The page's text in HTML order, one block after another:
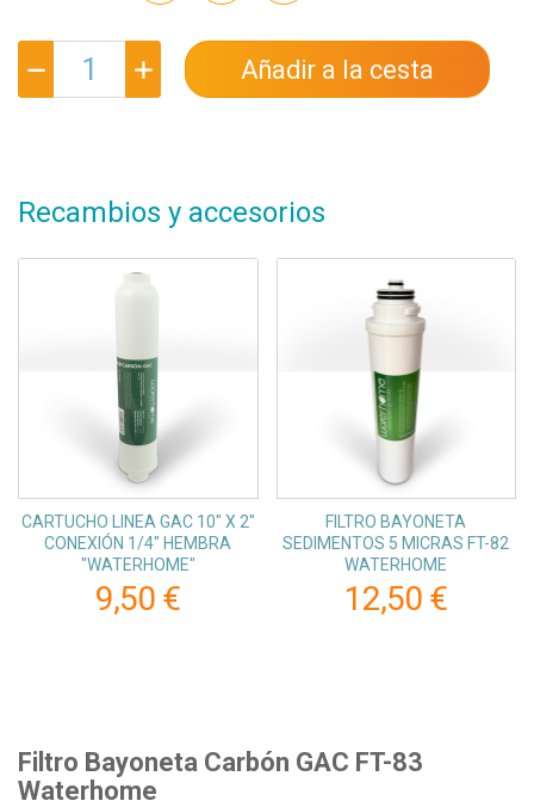
Añadir a la cesta
Recambios y accesorios
CARTUCHO LINEA GAC 10" X 2"
CONEXIÓN 1/4" HEMBRA
"WATERHOME"
9,50 €
FILTRO BAYONETA
SEDIMENTOS 5 MICRAS FT-82
WATERHOME
12,50 €
Filtro Bayoneta Carbón GAC FT-83
Waterhome